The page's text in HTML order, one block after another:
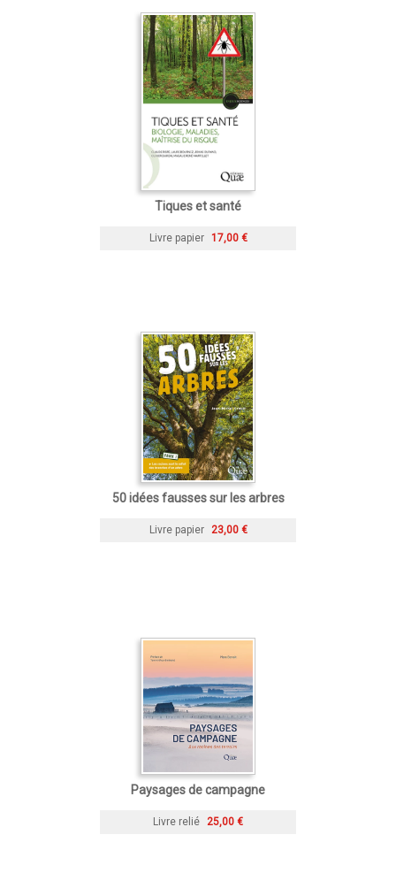
Tiques et santé
Livre papier 17,00 €
50 idées fausses sur les arbres
Livre papier 23,00 €
Paysages de campagne
Livre relié 25,00 €